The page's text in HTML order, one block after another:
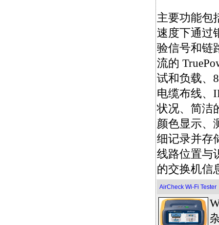
主要功能包
速度下通过
验信号和链
流的
试和负载、
电缆布线、
状况、简洁
颜色显示、
细记录并存
线路位置与
的交换机信
AirCheck Wi-Fi Tester